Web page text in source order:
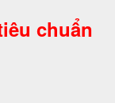
chuẩn